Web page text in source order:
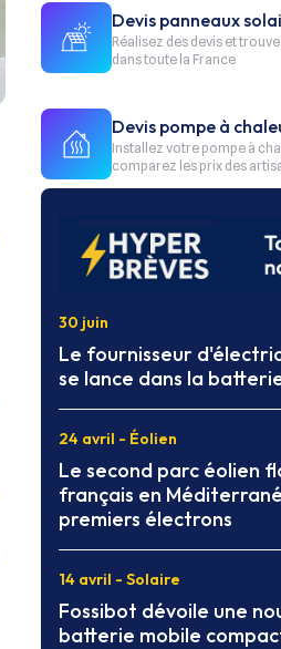
Devis panneaux
Réalisez des devis et
dans toute la France
Devis pompe à
Installez votre pompe à
comparez les prix des
30 juin
Le fournisseur
se lance dans la
24 avril - Éolien
Le second parc éolien
français en
premiers électrons
14 avril - Solaire
Fossibot dévoile une
batterie mobile